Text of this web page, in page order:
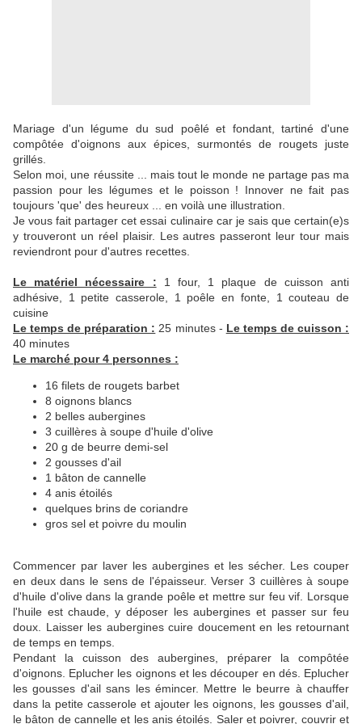
Mariage d'un légume du sud poêlé et fondant, tartiné d'une
compôtée d'oignons aux épices, surmontés de rougets juste
grillés.
Selon moi, une réussite ... mais tout le monde ne partage pas ma
passion pour les légumes et le poisson ! Innover ne fait pas
toujours 'que' des heureux ... en voilà une illustration.
Je vous fait partager cet essai culinaire car je sais que certain(e)s
y trouveront un réel plaisir. Les autres passeront leur tour mais
reviendront pour d'autres recettes.
Le matériel nécessaire : 1 four, 1 plaque de cuisson anti
adhésive, 1 petite casserole, 1 poêle en fonte, 1 couteau de
cuisine
Le temps de préparation : 25 minutes - Le temps de cuisson :
40 minutes
Le marché pour 4 personnes :
16 filets de rougets barbet
8 oignons blancs
2 belles aubergines
3 cuillères à soupe d'huile d'olive
20 g de beurre demi-sel
2 gousses d'ail
1 bâton de cannelle
4 anis étoilés
quelques brins de coriandre
gros sel et poivre du moulin
Commencer par laver les aubergines et les sécher. Les couper
en deux dans le sens de l'épaisseur. Verser 3 cuillères à soupe
d'huile d'olive dans la grande poêle et mettre sur feu vif. Lorsque
l'huile est chaude, y déposer les aubergines et passer sur feu
doux. Laisser les aubergines cuire doucement en les retournant
de temps en temps.
Pendant la cuisson des aubergines, préparer la compôtée
d'oignons. Eplucher les oignons et les découper en dés. Eplucher
les gousses d'ail sans les émincer. Mettre le beurre à chauffer
dans la petite casserole et ajouter les oignons, les gousses d'ail,
le bâton de cannelle et les anis étoilés. Saler et poivrer, couvrir et